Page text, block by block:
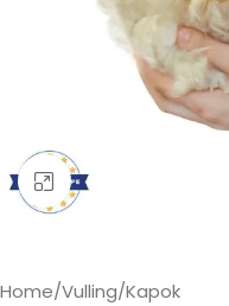
Klik om te vergroten
Home/Vulling/Kapok